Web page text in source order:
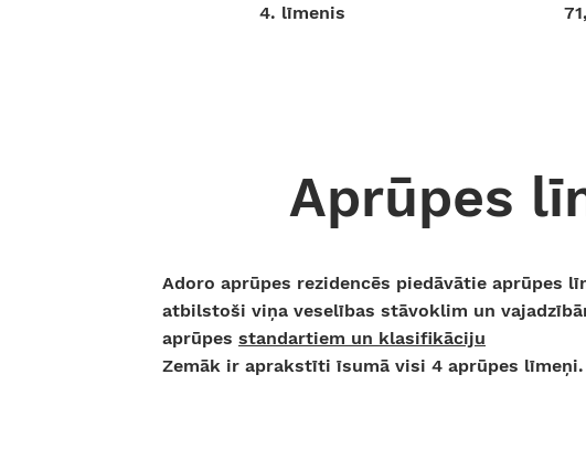
Aprūpes
Adoro aprūpes rezidencēs piedāvātie
atbilstoši viņa veselības stāvoklim un
aprūpes standartiem un klasifikāciju
Zemāk ir aprakstīti īsumā visi 4 aprūpes līmeņi.
4. līmenis